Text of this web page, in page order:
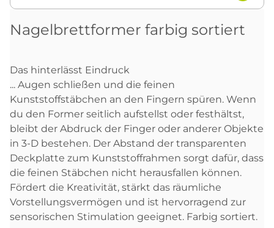
Nagelbrettformer farbig sortiert
Das hinterlässt Eindruck
... Augen schließen und die feinen
Kunststoffstäbchen an den Fingern spüren. Wenn
du den Former seitlich aufstellst oder festhältst,
bleibt der Abdruck der Finger oder anderer Objekte
in 3-D bestehen. Der Abstand der transparenten
Deckplatte zum Kunststoffrahmen sorgt dafür, dass
die feinen Stäbchen nicht herausfallen können.
Fördert die Kreativität, stärkt das räumliche
Vorstellungsvermögen und ist hervorragend zur
sensorischen Stimulation geeignet. Farbig sortiert.